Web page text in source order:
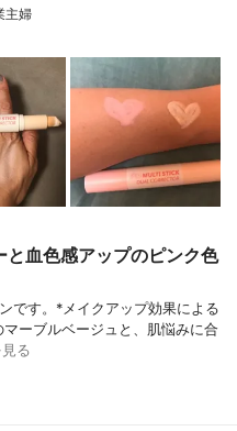
主婦
血色感アップのピンク色
です。*メイクアップ効果による
ーブルベージュと、肌悩みに合
る